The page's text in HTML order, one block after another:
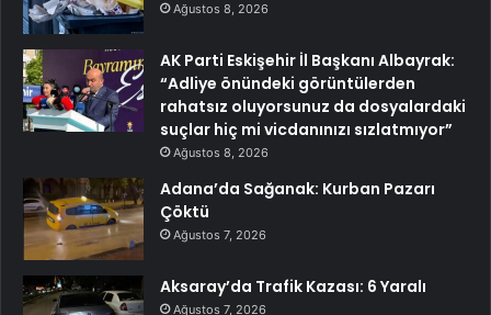
Ağustos 8, 2026
AK Parti Eskişehir İl Başkanı Albayrak:
“Adliye önündeki görüntülerden
rahatsız oluyorsunuz da dosyalardaki
suçlar hiç mi vicdanınızı sızlatmıyor”
Ağustos 8, 2026
Adana’da Sağanak: Kurban Pazarı
Çöktü
Ağustos 7, 2026
Aksaray’da Trafik Kazası: 6 Yaralı
Ağustos 7, 2026